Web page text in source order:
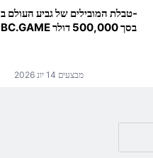
טבלת המובילים של גביע העולם ב-
BC.GAME בסך 500,000 דולר
מבצעים 14 יונ 2026